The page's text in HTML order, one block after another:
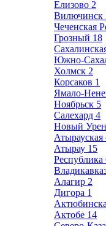
Елизово 2
Вилючинск
Чеченская
Грозный 18
Южно-
Холмск 2
Корсаков 1
Ямало-
Ноябрьск 5
Салехард 4
Новый
Атырауская
Атырау 15
Алагир 2
Дигора 1
Актобе 14